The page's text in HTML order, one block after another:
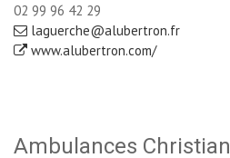
02 99 96 42 29
laguerche@alubertron.fr
www.alubertron.com/
Ambulances Christian